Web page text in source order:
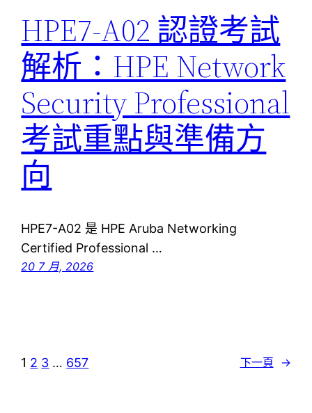
HPE7-A02 認證考試
解析：HPE Network
Security Professional
考試重點與準備方
向
HPE7-A02 是 HPE Aruba Networking
Certified Professional …
20 7 月, 2026
1 2 3 … 657 下一頁 →